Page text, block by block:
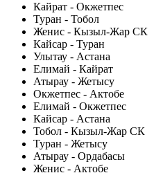
Кайрат - Окжетпес
Туран - Тобол
Женис - Кызыл-Жар СК
Кайсар - Туран
Улытау - Астана
Елимай - Кайрат
Атырау - Жетысу
Окжетпес - Актобе
Елимай - Окжетпес
Кайсар - Астана
Тобол - Кызыл-Жар СК
Туран - Жетысу
Атырау - Ордабасы
Женис - Актобе